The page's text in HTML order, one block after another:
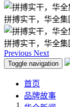
拼搏实干，华全集
拼搏实干，华全集
Previous Next
Toggle navigation
首页
品牌故事